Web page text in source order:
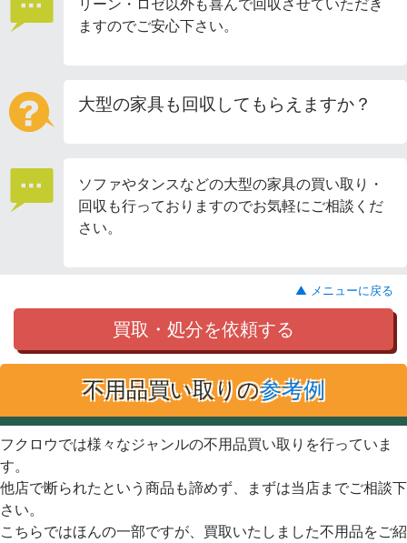
リーン・ロゼ以外も喜んで回収させていただき
ますのでご安心下さい。
大型の家具も回収してもらえますか？
ソファやタンスなどの大型の家具の買い取り・
回収も行っておりますのでお気軽にご相談くだ
さい。
▲ メニューに戻る
買取・処分を依頼する
不用品買い取りの参考例
フクロウでは様々なジャンルの不用品買い取りを行っていま
す。
他店で断られたという商品も諦めず、まずは当店までご相談下
さい。
こちらではほんの一部ですが、買取いたしました不用品をご紹